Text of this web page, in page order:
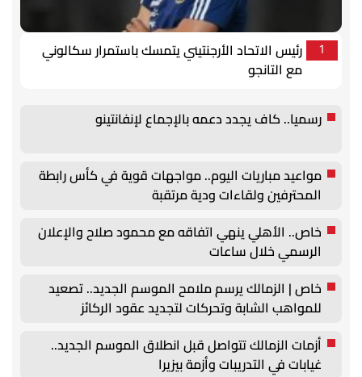
1
رئيس الاتحاد الأرجنتيني يتمسك باستمرار سكالوني
مع التانجو
رسميا.. كاف يجدد دعمه بالإجماع لإنفانتينو
مواعيد مباريات اليوم.. مواجهات قوية في كأس رابطة
المحترفين ولقاءات ودية مرتقبة
خاص.. الأهلي ينهي اتفاقه مع محمود صلاح والإعلان
الرسمي خلال ساعات
خاص | الزمالك يرسم ملامح الموسم الجديد.. تصعيد
للمواهب الشابة وتحركات لتجديد عقود الركائز
أزمات الزمالك تتواصل قبل انطلاق الموسم الجديد..
غيابات في التدريبات وأزمة بيزيرا